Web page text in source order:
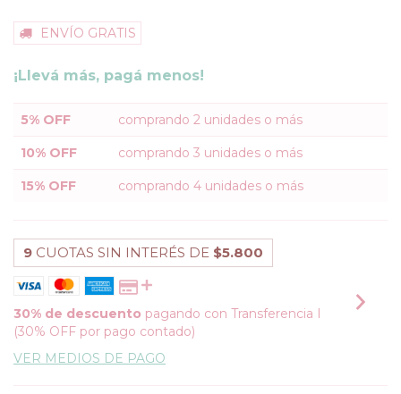
ENVÍO GRATIS
¡Llevá más, pagá menos!
5% OFF comprando 2 unidades o más
10% OFF comprando 3 unidades o más
15% OFF comprando 4 unidades o más
9 CUOTAS SIN INTERÉS DE $5.800
30% de descuento pagando con Transferencia I
(30% OFF por pago contado)
VER MEDIOS DE PAGO